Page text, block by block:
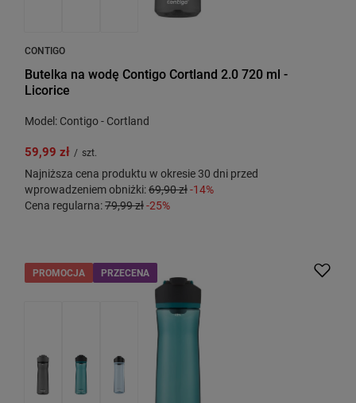
CONTIGO
Butelka na wodę Contigo Cortland 2.0 720 ml -
Licorice
Model: Contigo - Cortland
59,99 zł / szt.
Najniższa cena produktu w okresie 30 dni przed
wprowadzeniem obniżki:69,90 zł-14%
Cena regularna:79,99 zł-25%
PROMOCJA PRZECENA